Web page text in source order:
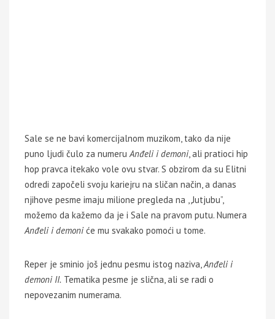
Sale se ne bavi komercijalnom muzikom, tako da nije
puno ljudi čulo za numeru Anđeli i demoni, ali pratioci hip
hop pravca itekako vole ovu stvar. S obzirom da su Elitni
odredi započeli svoju kariejru na sličan način, a danas
njihove pesme imaju milione pregleda na ,,Jutjubu”,
možemo da kažemo da je i Sale na pravom putu. Numera
Anđeli i demoni će mu svakako pomoći u tome.
Reper je sminio još jednu pesmu istog naziva,Anđeli i
demoni II. Tematika pesme je slična, ali se radi o
nepovezanim numerama.